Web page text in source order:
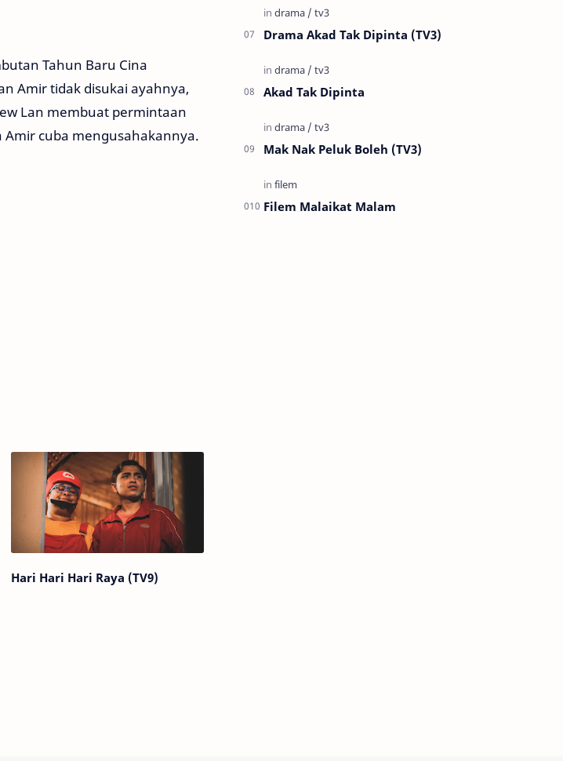
Tahun Baru Cina
Amir tidak disukai ayahnya,
Lan membuat permintaan
cuba mengusahakannya.
Hari Hari Hari Raya (TV9)
Drama Akad Tak Dipinta (TV3)
Akad Tak Dipinta
Mak Nak Peluk Boleh (TV3)
Filem Malaikat Malam